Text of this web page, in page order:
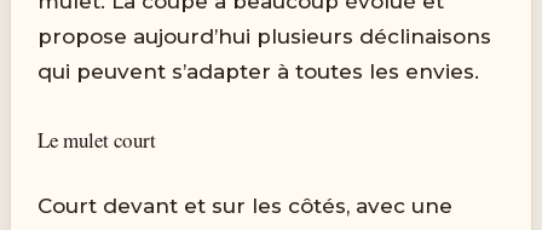
propose aujourd’hui plusieurs déclinaisons
qui peuvent s’adapter à toutes les envies.
Le mulet court
Court devant et sur les côtés, avec une